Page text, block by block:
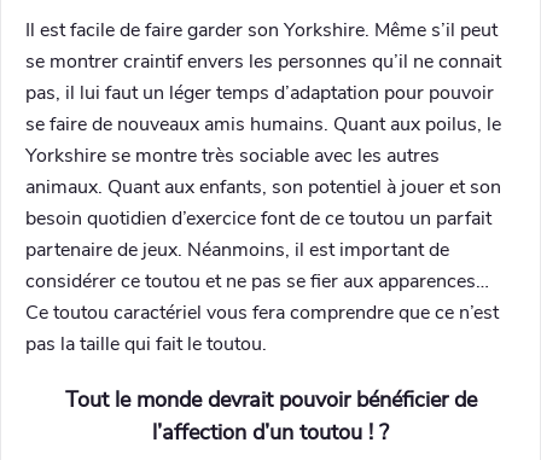
Il est facile de faire garder son Yorkshire. Même s’il peut
se montrer craintif envers les personnes qu’il ne connait
pas, il lui faut un léger temps d’adaptation pour pouvoir
se faire de nouveaux amis humains. Quant aux poilus, le
Yorkshire se montre très sociable avec les autres
animaux. Quant aux enfants, son potentiel à jouer et son
besoin quotidien d’exercice font de ce toutou un parfait
partenaire de jeux. Néanmoins, il est important de
considérer ce toutou et ne pas se fier aux apparences…
Ce toutou caractériel vous fera comprendre que ce n’est
pas la taille qui fait le toutou.
Tout le monde devrait pouvoir bénéficier de
l’affection d’un toutou ! ?